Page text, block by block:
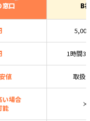
窓口 B
1時間
値 取扱
い場合
能
×